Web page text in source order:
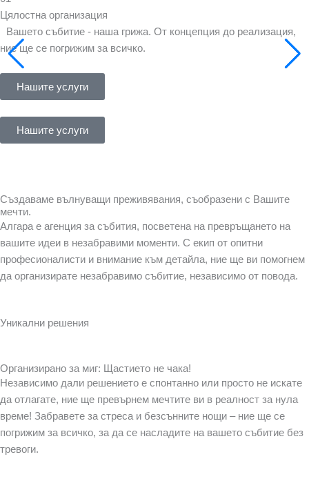
Цялостна организация
Вашето събитие - наша грижа. От концепция до реализация,
ние ще се погрижим за всичко.
Нашите услуги
Нашите услуги
Създаваме вълнуващи преживявания, съобразени с Вашите
мечти.
Алгара е агенция за събития, посветена на превръщането на
вашите идеи в незабравими моменти. С екип от опитни
професионалисти и внимание към детайла, ние ще ви помогнем
да организирате незабравимо събитие, независимо от повода.
Уникални решения
Организирано за миг: Щастието не чака!
Независимо дали решението е спонтанно или просто не искате
да отлагате, ние ще превърнем мечтите ви в реалност за нула
време! Забравете за стреса и безсънните нощи – ние ще се
погрижим за всичко, за да се насладите на вашето събитие без
тревоги.